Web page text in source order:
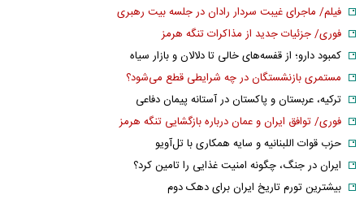
فیلم/ ماجرای غیبت سردار رادان در جلسه بیت رهبری
فوری/ جزئیات جدید از مذاکرات تنگه هرمز
کمبود دارو؛ از قفسه‌های خالی تا دلالان و بازار سیاه
مستمری بازنشستگان در چه شرایطی قطع می‌شود؟
ترکیه، عربستان و پاکستان در آستانه پیمان دفاعی
فوری/ توافق ایران و عمان درباره بازگشایی تنگه هرمز
حزب قوات اللبنانیه و سایه همکاری با تل‌آویو
ایران در جنگ، چگونه امنیت غذایی را تامین کرد؟
بیشترین تورم تاریخ ایران برای دهک دوم